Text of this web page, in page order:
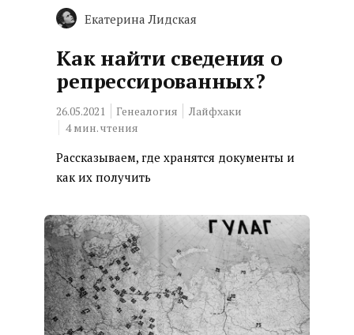
Екатерина Лидская
Как найти сведения о
репрессированных?
26.05.2021 Генеалогия
Лайфхаки
4мин. чтения
Рассказываем, где хранятся документы и
как их получить